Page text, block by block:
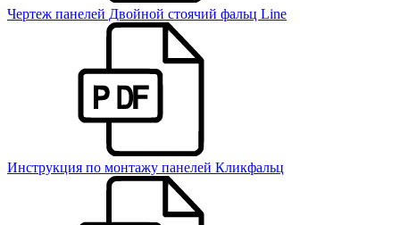
Чертеж панелей Двойной стоячий фальц Line
Инструкция по монтажу панелей Кликфальц